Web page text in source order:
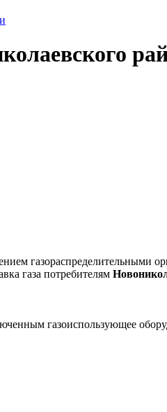
газораспределительными
газа потребителям
газоиспользующее